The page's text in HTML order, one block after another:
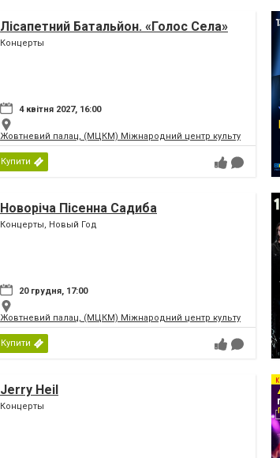
Лісапетний Батальйон. «Голос Села»
Концерты
4 квітня 2027, 16:00
Жовтневий палац, (МЦКМ) Міжнародний центр культури і
Купити
Новоріча Пісенна Садиба
Концерты, Новый Год
20 грудня, 17:00
Жовтневий палац, (МЦКМ) Міжнародний центр культури і
Купити
Jerry Heil
Концерты